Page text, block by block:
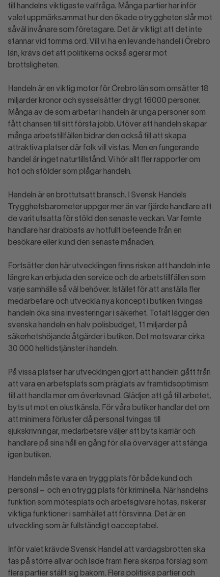
till handelns viktigaste valfråga. Många partier har inför
valet uppmärksammat hur den ökade otryggheten slår mot
såväl invånare som företagare. Det är viktigt att det inte
stannar vid tomma ord. Vill vi ha en levande handel i Örebro
län, krävs det att politikerna också agerar mot
brottsligheten.
Handeln är en viktig motor för Örebro län som omsätter 18
miljarder kronor och sysselsätter drygt 16000 personer.
Många av de som arbetar i handeln är unga personer som
fått chansen till sitt första jobb. Utöver att handeln skapar
många arbetstillfällen bidrar den också till att skapa
attraktiva platser där folk vill vistas. Men en fungerande
handel är inget naturtillstånd. Vi hör allt fler rapporter om
hot och stölder som plågar handeln.
Handeln är en brottutsatt bransch. I Svensk Handels
Trygghetsbarometer uppger mer än var fjärde handlare att
de varit utsatta för stöld den senaste veckan. Var femte
handlare har drabbats av hotfullt beteende från en
besökare eller kund den senaste månaden.
Fortsätter den här utvecklingen finns risken att handeln inte
längre kan erbjuda den service och de arbetstillfällen som
varje samhälle så väl behöver. Istället för att anställa fler
medarbetare och utveckla nya koncept i butiken tvingas
handeln öka sina investeringar i säkerhet. Totalt lägger den
svenska handeln en halv polisbudget, 11 miljarder på
säkerhetshöjande åtgärder i butiken. Det motsvarar cirka
30 000 heltidstjänster i handeln.
På vissa platser har utvecklingen gjort att handeln gått från
att vara en arbetsplats som präglats av framtidsoptimism
till att handla mer om överlevnad. Glädjen att gå till arbetet,
byts ut mot en olustkänsla. För våra butiker handlar det om
att minimera förluster då personal tvingas till
sjukskrivningar, medarbetare väljer att byta karriär och
handlare på sina håll en gång för alla överväger att stänga
igen butiken.
Handeln måste vara en trygg plats för både kund och
personal – och en otrygg plats för kriminella. När handelns
funktion som mötesplats och arbetsgivare hotas, riskerar
viktiga funktioner i samhället att försvinna. Det är en
utveckling som är fullständigt oacceptabel.
Inför valet krävde Svensk Handel att vardagsbrotten ska
tas på större allvar och lade fram flera skarpa förslag som
flera partier ställt sig bakom. Flera politiska partier och